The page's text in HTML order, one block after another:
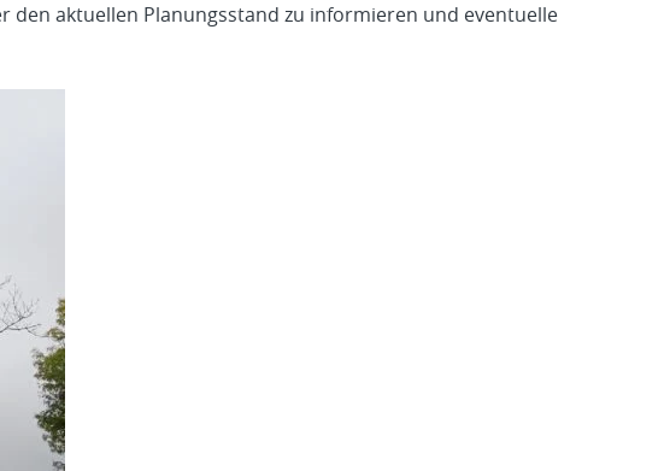
aktuellen Planungsstand zu informieren und eventuelle